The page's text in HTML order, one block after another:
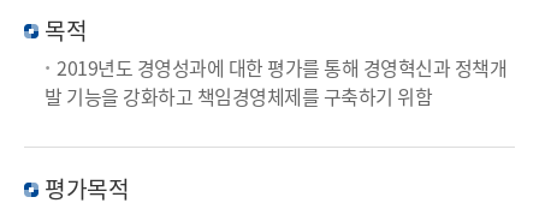
일 목적
2019년도 경영성과에 대한 평가를 통해 경영혁신과 정책개
발 기능을 강화하고 책임경영체제를 구축하기 위함
평가목적